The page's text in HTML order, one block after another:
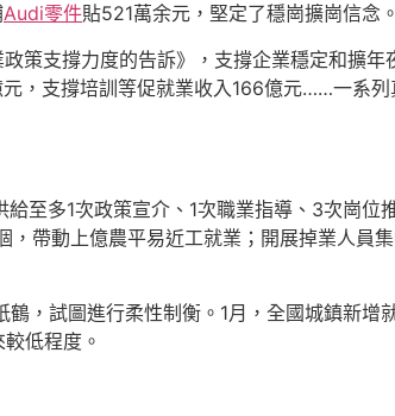
Audi零件貼521萬余元，堅定了穩崗擴崗信念。
策支撐力度的告訴》，支撐企業穩定和擴
，支撐培訓等促就業收入166億元……一系
至多1次政策宣介、1次職業指導、3次崗位
，帶動上億農平易近工就業；開展掉業人員
鶴，試圖進行柔性制衡。1月，全國城鎮新增
低程度。